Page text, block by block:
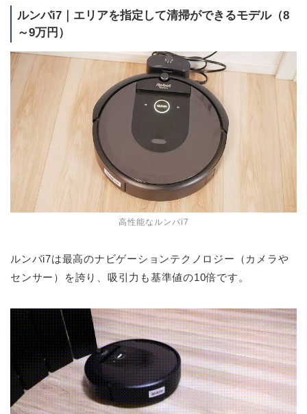
ルンバi7｜エリアを指定して清掃ができるモデル（8
～9万円）
高性能なルンバi7
ルンバi7は最高のナビゲーションテクノロジー（カメラや
センサー）を誇り、吸引力も基準値の10倍です。